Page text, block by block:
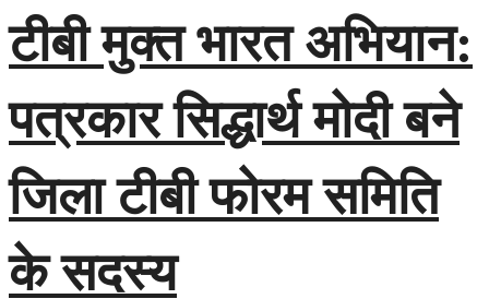
टीबी मुक्त भारत अभियान:
पत्रकार सिद्धार्थ मोदी बने
जिला टीबी फोरम समिति
के सदस्य